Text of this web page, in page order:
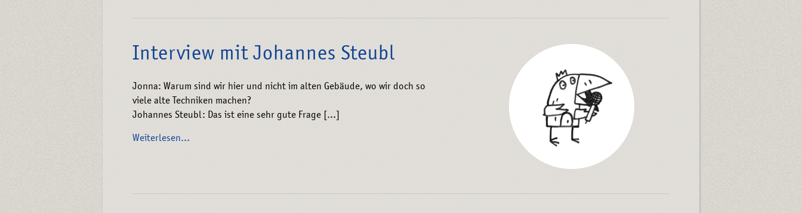
Interview mit Johannes Steubl
Jonna: Warum sind wir hier und nicht im alten Gebäude, wo wir doch so
viele alte Techniken machen?
Johannes Steubl: Das ist eine sehr gute Frage […]
Weiterlesen…